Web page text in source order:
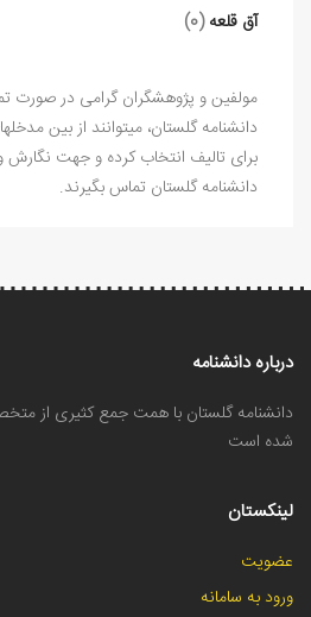
آق‌ قلعه (0)
مولفین و پژوهشگران گرامی در صورت
دانشنامه گلستان، میتوانند از بین
برای تالیف انتخاب کرده و جهت نگارش و
دانشنامه گلستان تماس بگیرند.
درباره دانشنامه
دانشنامه گلستان با همت جمع کثیری از
شده است
لینکستان
عضویت
ورود به سامانه